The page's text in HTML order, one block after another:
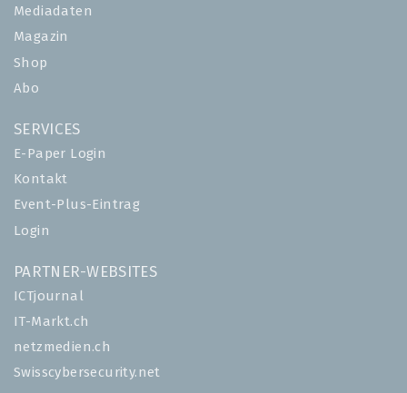
Mediadaten
Magazin
Shop
Abo
SERVICES
E-Paper Login
Kontakt
Event-Plus-Eintrag
Login
PARTNER-WEBSITES
ICTjournal
IT-Markt.ch
netzmedien.ch
Swisscybersecurity.net